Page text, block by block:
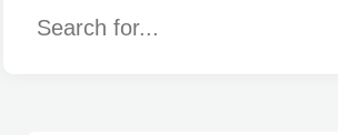
Word